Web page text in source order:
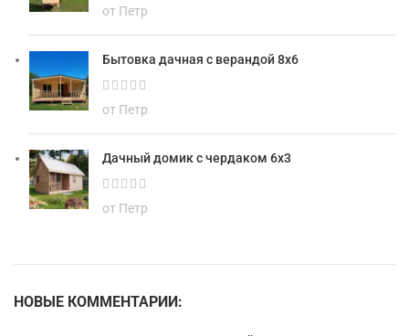
от Петр
Бытовка дачная с верандой 8х6
от Петр
Дачный домик с чердаком 6х3
от Петр
НОВЫЕ КОММЕНТАРИИ: